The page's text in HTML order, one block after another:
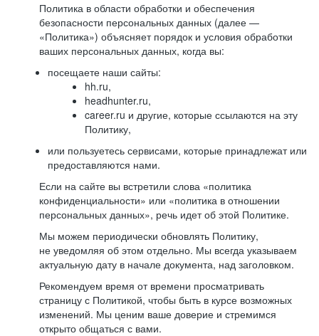
Политика в области обработки и обеспечения
безопасности персональных данных (далее —
«Политика») объясняет порядок и условия обработки
ваших персональных данных, когда вы:
посещаете наши сайты:
hh.ru,
headhunter.ru,
career.ru и другие, которые ссылаются на эту
Политику,
или пользуетесь сервисами, которые принадлежат или
предоставляются нами.
Если на сайте вы встретили слова «политика
конфиденциальности» или «политика в отношении
персональных данных», речь идет об этой Политике.
Мы можем периодически обновлять Политику,
не уведомляя об этом отдельно. Мы всегда указываем
актуальную дату в начале документа, над заголовком.
Рекомендуем время от времени просматривать
страницу с Политикой, чтобы быть в курсе возможных
изменений. Мы ценим ваше доверие и стремимся
открыто общаться с вами.